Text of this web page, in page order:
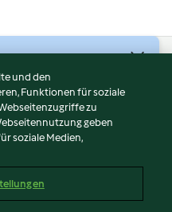
und den
Funktionen für soziale
zu
geben
soziale Medien,